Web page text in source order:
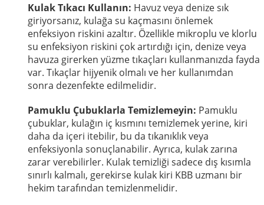
Kulak Tıkacı Kullanın: Havuz veya denize sık
giriyorsanız, kulağa su kaçmasını önlemek
enfeksiyon riskini azaltır. Özellikle mikroplu ve klorlu
su enfeksiyon riskini çok artırdığı için, denize veya
havuza girerken yüzme tıkaçları kullanmanızda fayda
var. Tıkaçlar hijyenik olmalı ve her kullanımdan
sonra dezenfekte edilmelidir.
Pamuklu Çubuklarla Temizlemeyin: Pamuklu
çubuklar, kulağın iç kısmını temizlemek yerine, kiri
daha da içeri itebilir, bu da tıkanıklık veya
enfeksiyonla sonuçlanabilir. Ayrıca, kulak zarına
zarar verebilirler. Kulak temizliği sadece dış kısımla
sınırlı kalmalı, gerekirse kulak kiri KBB uzmanı bir
hekim tarafından temizlenmelidir.